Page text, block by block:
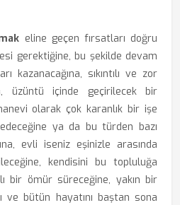
eline geçen fırsatları doğru
gerektiğine, bu şekilde devam
kazanacağına, sıkıntılı ve zor
üzüntü içinde geçirilecek bir
olarak çok karanlık bir işe
ya da bu türden bazı
evli iseniz eşinizle arasında
kendisini bu topluluğa
bir ömür süreceğine, yakın bir
ve bütün hayatını baştan sona